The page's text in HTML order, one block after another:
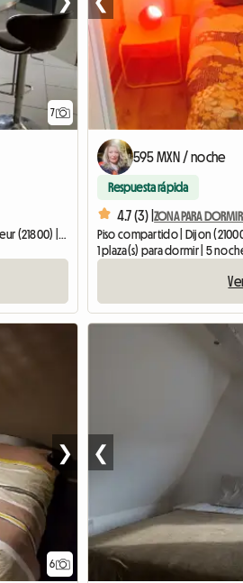
7
Habitación en casa del anfitrión | Chevigny-Saint-Sauveur (21800) | 10 M2
595 MXN / noche
Respuesta rápida
4.7 (3) |ZONA PARA DORMIR
Piso compartido | Dijon
1 plaza(s) para dormir | 5
6
❯ ❮